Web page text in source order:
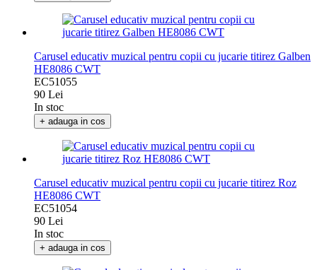
Carusel educativ muzical pentru copii cu jucarie titirez Galben
HE8086 CWT
EC51055
90 Lei
In stoc
Carusel educativ muzical pentru copii cu jucarie titirez Roz
HE8086 CWT
EC51054
90 Lei
In stoc